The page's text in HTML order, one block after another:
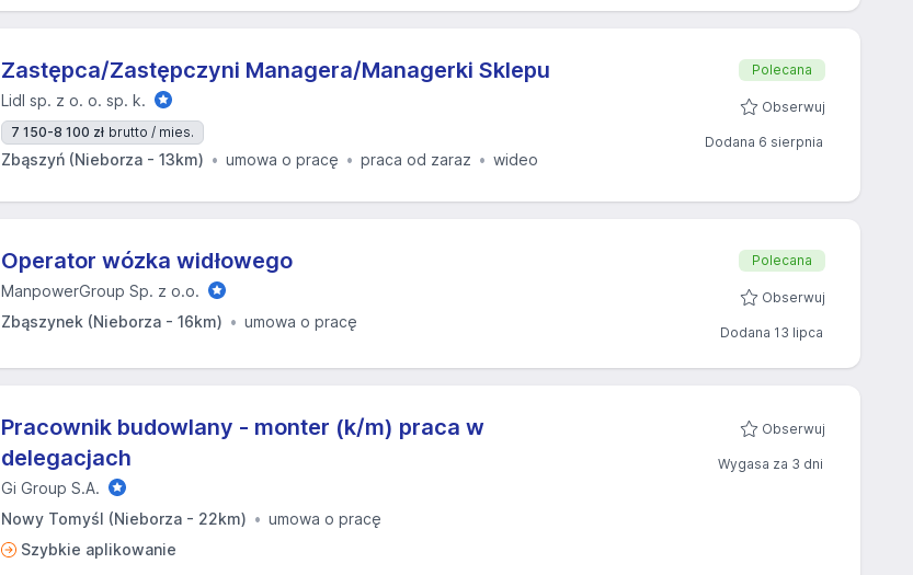
Zastępca/Zastępczyni Managera/Managerki Sklepu
Lidl sp. z o. o. sp. k.
7 150-8 100 zł brutto / mies.
Zbąszyń (Nieborza - 13km) umowa o pracę praca od zaraz wideo
Polecana
Obserwuj
Dodana 6 sierpnia
Operator wózka widłowego
ManpowerGroup Sp. z o.o.
Zbąszynek (Nieborza - 16km)
umowa o pracę
Polecana
Obserwuj
Dodana 13 lipca
Pracownik budowlany - monter (k/m) praca w
delegacjach
Gi Group S.A.
Nowy Tomyśl (Nieborza - 22km)
umowa o pracę
Szybkie aplikowanie
Obserwuj
Wygasa za 3 dni